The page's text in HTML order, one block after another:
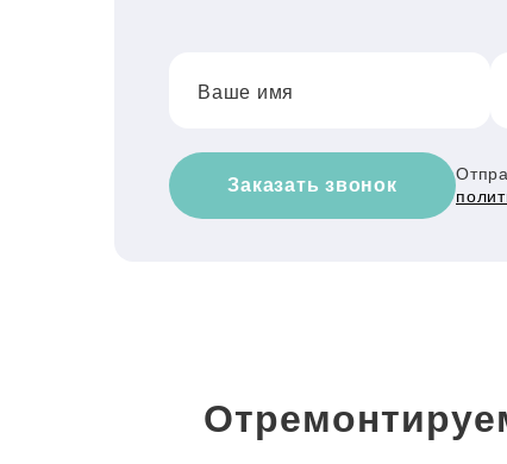
Ваше имя
Заказать звонок